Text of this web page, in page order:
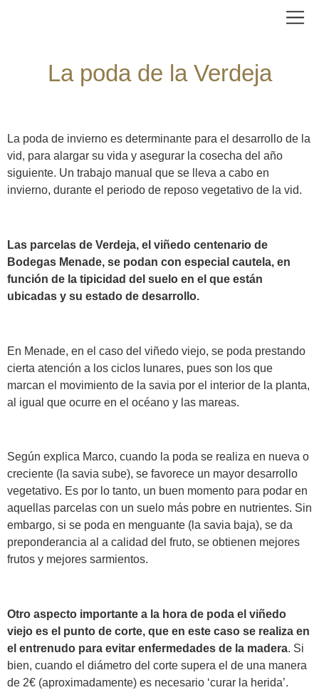
La poda de la Verdeja
La poda de invierno es determinante para el desarrollo de la
vid, para alargar su vida y asegurar la cosecha del año
siguiente. Un trabajo manual que se lleva a cabo en
invierno, durante el periodo de reposo vegetativo de la vid.
Las parcelas de Verdeja, el viñedo centenario de
Bodegas Menade, se podan con especial cautela, en
función de la tipicidad del suelo en el que están
ubicadas y su estado de desarrollo.
En Menade, en el caso del viñedo viejo, se poda prestando
cierta atención a los ciclos lunares, pues son los que
marcan el movimiento de la savia por el interior de la planta,
al igual que ocurre en el océano y las mareas.
Según explica Marco, cuando la poda se realiza en nueva o
creciente (la savia sube), se favorece un mayor desarrollo
vegetativo. Es por lo tanto, un buen momento para podar en
aquellas parcelas con un suelo más pobre en nutrientes. Sin
embargo, si se poda en menguante (la savia baja), se da
preponderancia al a calidad del fruto, se obtienen mejores
frutos y mejores sarmientos.
Otro aspecto importante a la hora de poda el viñedo
viejo es el punto de corte, que en este caso se realiza en
el entrenudo para evitar enfermedades de la madera. Si
bien, cuando el diámetro del corte supera el de una manera
de 2€ (aproximadamente) es necesario ‘curar la herida’.